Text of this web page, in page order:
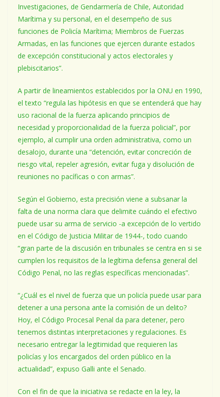
Investigaciones, de Gendarmería de Chile, Autoridad
Marítima y su personal, en el desempeño de sus
funciones de Policía Marítima; Miembros de Fuerzas
Armadas, en las funciones que ejercen durante estados
de excepción constitucional y actos electorales y
plebiscitarios”.
A partir de lineamientos establecidos por la ONU en 1990,
el texto “regula las hipótesis en que se entenderá que hay
uso racional de la fuerza aplicando principios de
necesidad y proporcionalidad de la fuerza policial”, por
ejemplo, al cumplir una orden administrativa, como un
desalojo, durante una “detención, evitar concreción de
riesgo vital, repeler agresión, evitar fuga y disolución de
reuniones no pacíficas o con armas”.
Según el Gobierno, esta precisión viene a subsanar la
falta de una norma clara que delimite cuándo el efectivo
puede usar su arma de servicio -a excepción de lo vertido
en el Código de Justicia Militar de 1944-, todo cuando
“gran parte de la discusión en tribunales se centra en si se
cumplen los requisitos de la legítima defensa general del
Código Penal, no las reglas específicas mencionadas”.
“¿Cuál es el nivel de fuerza que un policía puede usar para
detener a una persona ante la comisión de un delito?
Hoy, el Código Procesal Penal da para detener, pero
tenemos distintas interpretaciones y regulaciones. Es
necesario entregar la legitimidad que requieren las
policías y los encargados del orden público en la
actualidad”, expuso Galli ante el Senado.
Con el fin de que la iniciativa se redacte en la ley, la